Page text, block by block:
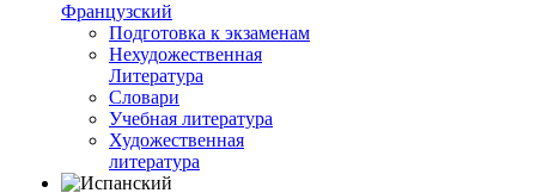
Французский
Подготовка к экзаменам
Нехудожественная
Литература
Словари
Учебная литература
Художественная
литература